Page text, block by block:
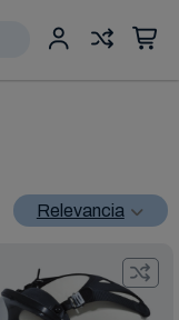
Relevancia